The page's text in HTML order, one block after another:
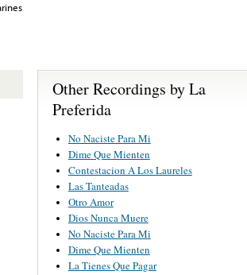
Other Recordings by La
Preferida
No Naciste Para Mi
Dime Que Mienten
Contestacion A Los Laureles
Las Tanteadas
Otro Amor
Dios Nunca Muere
No Naciste Para Mi
Dime Que Mienten
La Tienes Que Pagar